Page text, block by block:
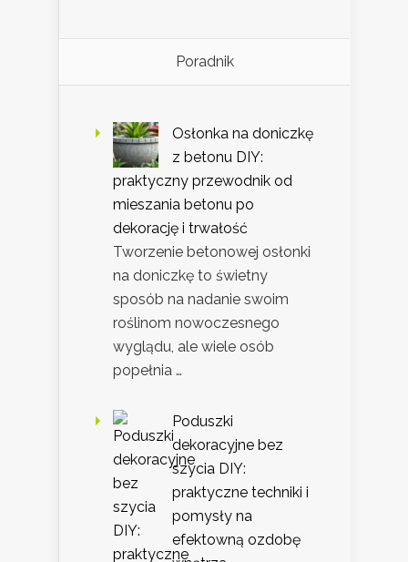
Poradnik
Osłonka na doniczkę
z betonu DIY:
praktyczny przewodnik od
mieszania betonu po
dekorację i trwałość
Tworzenie betonowej osłonki
na doniczkę to świetny
sposób na nadanie swoim
roślinom nowoczesnego
wyglądu, ale wiele osób
popełnia …
Poduszki
dekoracyjne bez
szycia DIY:
praktyczne techniki i
pomysły na
efektowną ozdobę